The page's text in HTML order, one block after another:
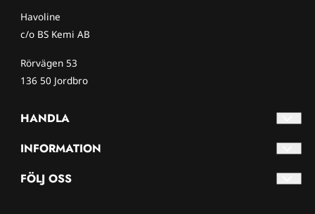
Havoline
c/o BS Kemi AB
Rörvägen 53
136 50 Jordbro
HANDLA
Villkor
Skapa konto
INFORMATION
Om oss
FÖLJ OSS